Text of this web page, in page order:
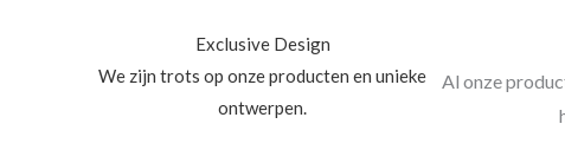
Exclusive Design
We zijn trots op onze producten en unieke
ontwerpen.
Al onze